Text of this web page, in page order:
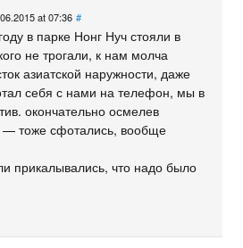
at 07:36 #
в парке Нонг Нуч стояли в
не трогали, к нам молча
азиатской наружности, даже
себя с нами на телефон, мы в
окончательно осмелев
— тоже сфотались, вообще
прикалывались, что надо было